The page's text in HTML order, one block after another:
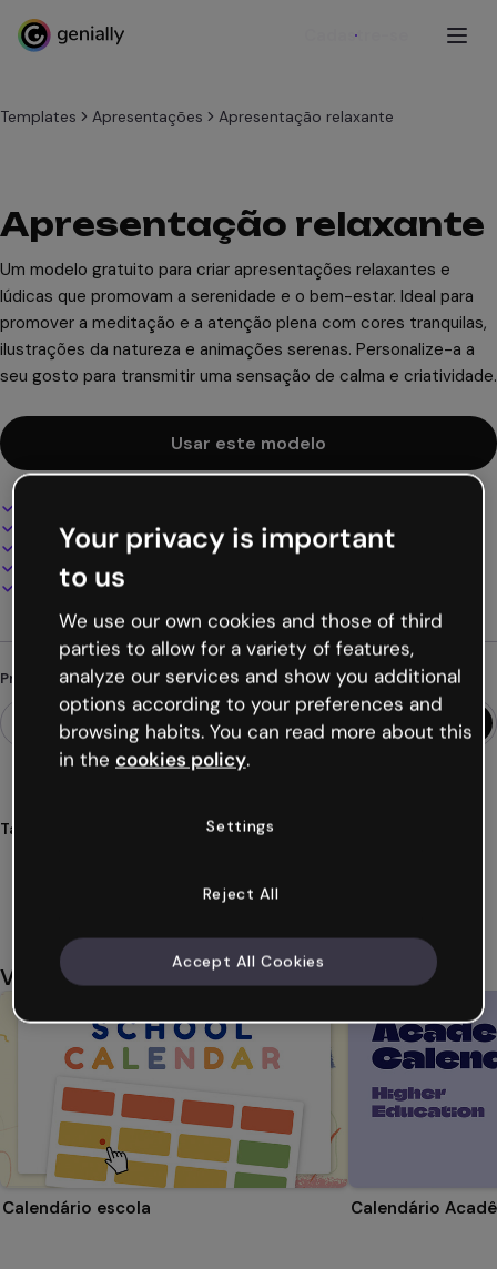
Cadastre-se
Templates Apresentações Apresentação relaxante
Apresentação relaxante
Um modelo gratuito para criar apresentações relaxantes e
lúdicas que promovam a serenidade e o bem-estar. Ideal para
promover a meditação e a atenção plena com cores tranquilas,
ilustrações da natureza e animações serenas. Personalize-a a
seu gosto para transmitir uma sensação de calma e criatividade.
Usar este modelo
100% personalizável
Adicione áudio, vídeo e multimídia
Apresente, compartilhe ou publique online
Baixe em PDF, MP4 e outros formatos
Procurando algo diferente?
Tags
Você também pode gostar
Calendário escola
Your privacy is important
to us
We use our own cookies and those of third
parties to allow for a variety of features,
analyze our services and show you additional
options according to your preferences and
browsing habits. You can read more about this
in the cookies policy.
Settings
Reject All
Accept All Cookies